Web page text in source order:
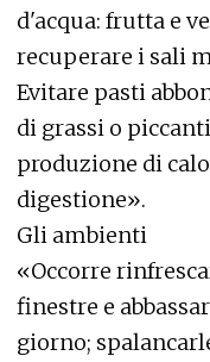
d'acqua: frutta e
recuperare i sali
Evitare pasti
di grassi o
produzione di
digestione».
Gli ambienti
«Occorre
finestre e
giorno;